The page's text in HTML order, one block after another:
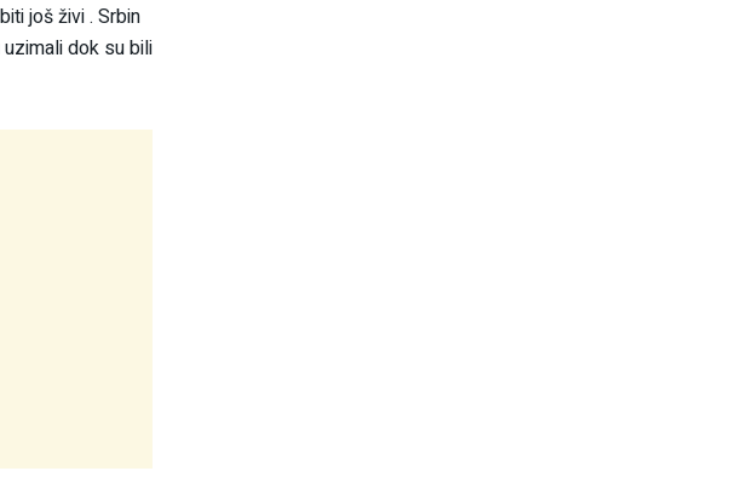
još živi . Srbin
dok su bili